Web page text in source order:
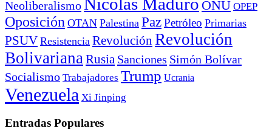
Neoliberalismo ONU OPEP
Oposición OTAN Palestina PazPetróleo Primarias
PSUV Resistencia Revolución Revolución
BolivarianaRusia Sanciones Simón Bolívar
Socialismo Trabajadores Trump Ucrania
Venezuela Xi Jinping
Entradas Populares